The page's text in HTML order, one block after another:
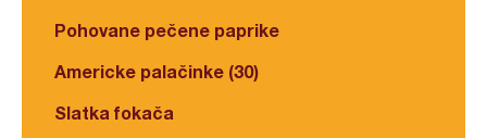
Pohovane pečene paprike
Americke palačinke (30)
Slatka fokača